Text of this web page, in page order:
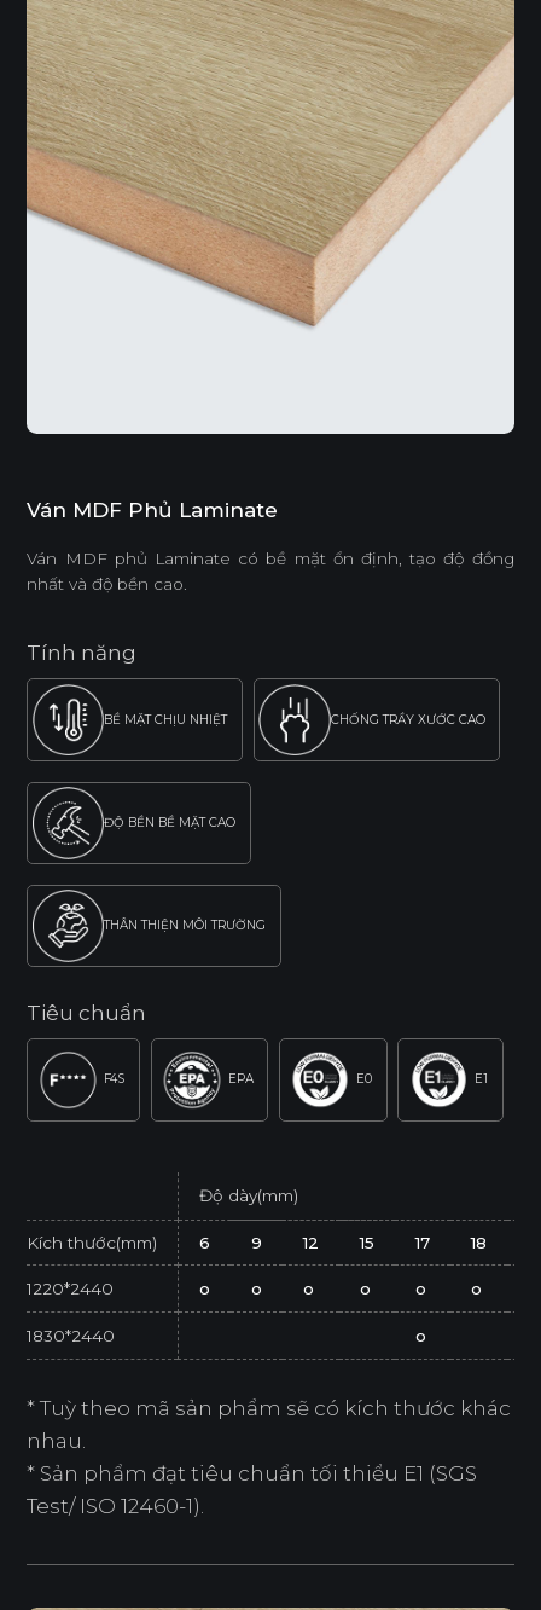
Ván MDF Phủ Laminate
Ván MDF phủ Laminate có bề mặt ổn định, tạo độ đồng
nhất và độ bền cao.
Tính năng
BỀ MẶT CHỊU NHIỆT CHỐNG TRẦY XƯỚC CAO
ĐỘ BỀN BỀ MẶT CAO
THÂN THIỆN MÔI TRƯỜNG
Tiêu chuẩn
F4S EPA E0 E1
Độ dày(mm)
Kích thước(mm) 6 9 12 15 17 18
1220*2440 o o o o o o
1830*2440 o
* Tuỳ theo mã sản phẩm sẽ có kích thước khác
nhau.
* Sản phẩm đạt tiêu chuẩn tối thiểu E1 (SGS
Test/ ISO 12460-1).